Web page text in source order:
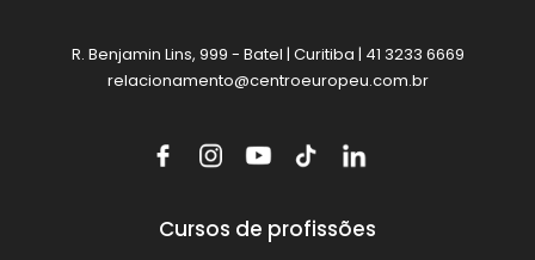
R. Benjamin Lins, 999 - Batel | Curitiba | 41 3233 6669
relacionamento@centroeuropeu.com.br
Cursos de profissões